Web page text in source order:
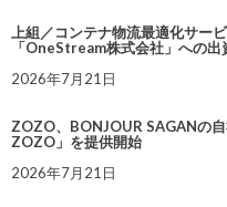
上組／コンテナ物流最適化サー
「OneStream株式会社」への出
2026年7月21日
ZOZO、BONJOUR SAGANの
ZOZO」を提供開始
2026年7月21日